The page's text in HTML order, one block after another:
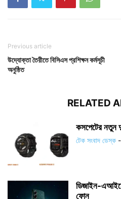
Previous article
উদ্যোক্তা তৈরীতে বিসিএস প্রশিক্ষন কর্মসূচী
অনুষ্ঠিত
RELATED
কসপেটের নতুন
টেক সংবাদ ডেস্ক -
ডিজাইন-
ফোন